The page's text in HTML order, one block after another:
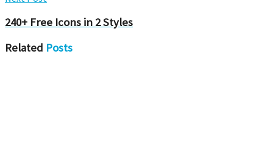
240+ Free Icons in 2 Styles
Related Posts